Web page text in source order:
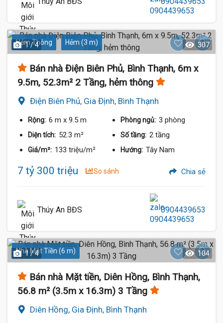
Hẻm Thông Hẻm (3 m)
1 / 4 307
Bán nhà Điện Biên Phủ, Bình Thạnh, 6m x
9.5m, 52.3m² 2 Tầng, hẻm thông
Điện Biên Phủ, Gia Định, Bình Thạnh
Rộng: 6 m x 9.5 m Phòng ngủ: 3 phòng
Diện tích: 52.3 m² Số tầng: 2 tầng
Giá/m²: 133 triệu/m² Hướng: Tây Nam
7 tỷ 300 triệu So sánh Chia sẻ
Thúy An BĐS 0904439653
Nhà Mặt Tiền (6 m)
1 / 4 104
Bán nhà Mặt tiền, Diên Hồng, Bình Thạnh,
56.8 m² (3.5m x 16.3m) 3 Tầng
Diên Hồng, Gia Định, Bình Thạnh